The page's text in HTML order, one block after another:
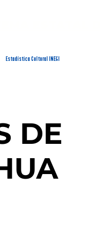
Estadística Cultural INEGI
DE